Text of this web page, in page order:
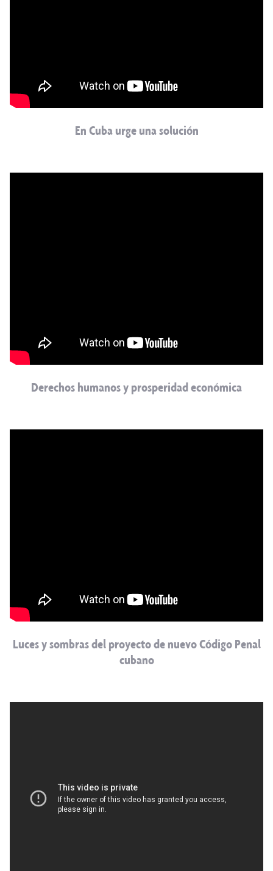
En Cuba urge una solución
Derechos humanos y prosperidad económica
Luces y sombras del proyecto de nuevo Código Penal
cubano